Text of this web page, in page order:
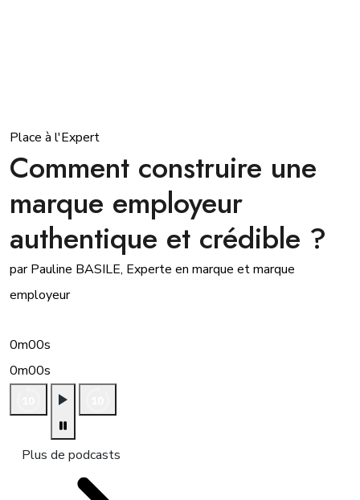
Place à l'Expert
Comment construire une
marque employeur
authentique et crédible ?
par Pauline BASILE, Experte en marque et marque
employeur
0m00s
0m00s
Plus de podcasts